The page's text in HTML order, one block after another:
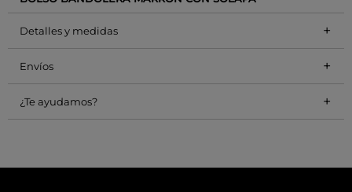
Detalles y medidas +
Envíos +
¿Te ayudamos? +